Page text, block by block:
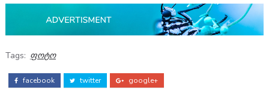
Tags: ფოტო
facebook twitter google+